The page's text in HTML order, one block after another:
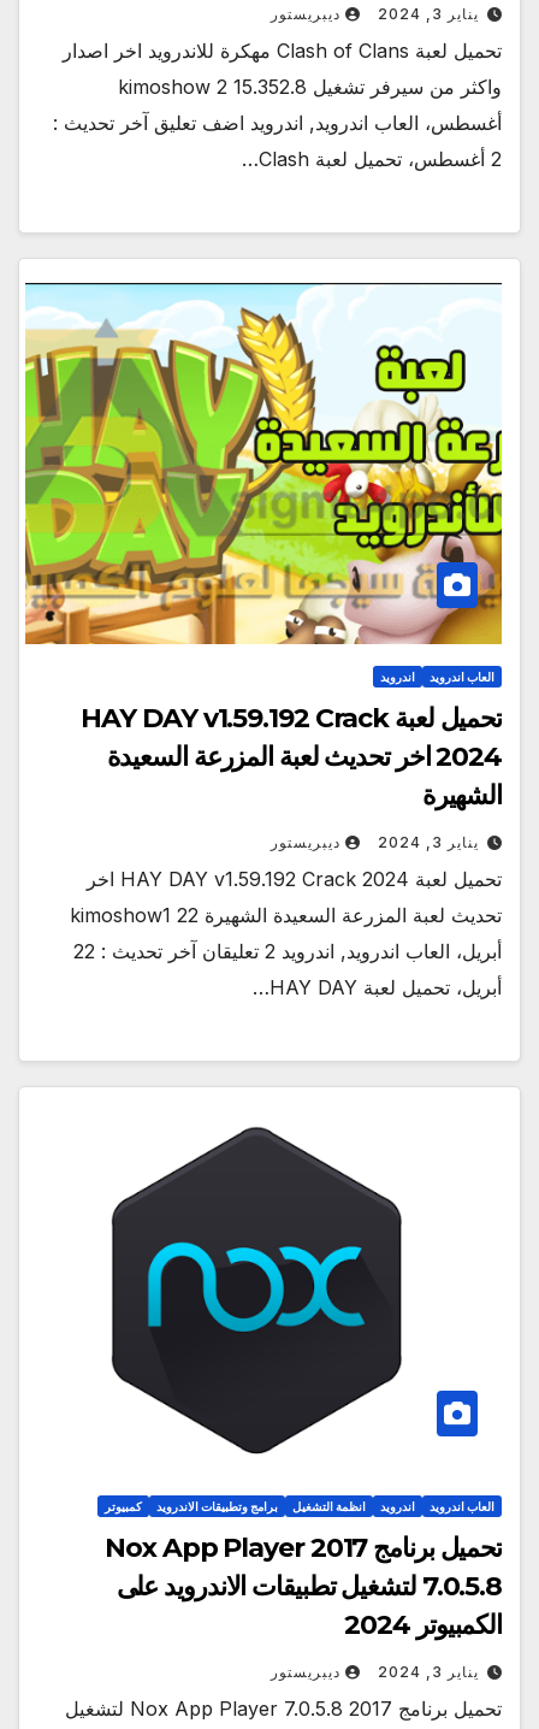
يناير 3, 2024 ديبريستور
تحميل لعبة Clash of Clans مهكرة للاندرويد اخر اصدار
واكثر من سيرفر تشغيل 15.352.8 kimoshow 2
أغسطس، العاب اندرويد, اندرويد اضف تعليق آخر تحديث :
2 أغسطس، تحميل لعبة Clash…
العاب اندرويد اندرويد
تحميل لعبة HAY DAY v1.59.192 Crack
2024 اخر تحديث لعبة المزرعة السعيدة
الشهيرة
يناير 3, 2024 ديبريستور
تحميل لعبة HAY DAY v1.59.192 Crack 2024 اخر
تحديث لعبة المزرعة السعيدة الشهيرة kimoshow1 22
أبريل، العاب اندرويد, اندرويد 2 تعليقان آخر تحديث : 22
أبريل، تحميل لعبة HAY DAY…
العاب اندرويد اندرويد انظمة التشغيل برامج وتطبيقات الاندرويد كمبيوتر
تحميل برنامج 2017 Nox App Player
7.0.5.8 لتشغيل تطبيقات الاندرويد على
الكمبيوتر 2024
يناير 3, 2024 ديبريستور
تحميل برنامج 2017 Nox App Player 7.0.5.8 لتشغيل